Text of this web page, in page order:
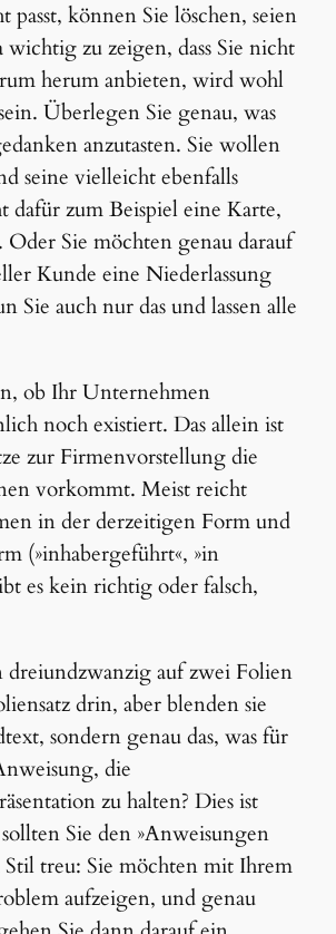
passt, können Sie löschen, seien
zu zeigen, dass Sie nicht
herum anbieten, wird wohl
Überlegen Sie genau, was
anzutasten. Sie wollen
seine vielleicht ebenfalls
zum Beispiel eine Karte,
Sie möchten genau darauf
Kunde eine Niederlassung
auch nur das und lassen alle
ob Ihr Unternehmen
noch existiert. Das allein ist
zur Firmenvorstellung die
vorkommt. Meist reicht
in der derzeitigen Form und
(»inhabergeführt«, »in
es kein richtig oder falsch,
auf zwei Folien
drin, aber blenden sie
sondern genau das, was für
die
zu halten? Dies ist
Sie den »Anweisungen
treu: Sie möchten mit Ihrem
aufzeigen, und genau